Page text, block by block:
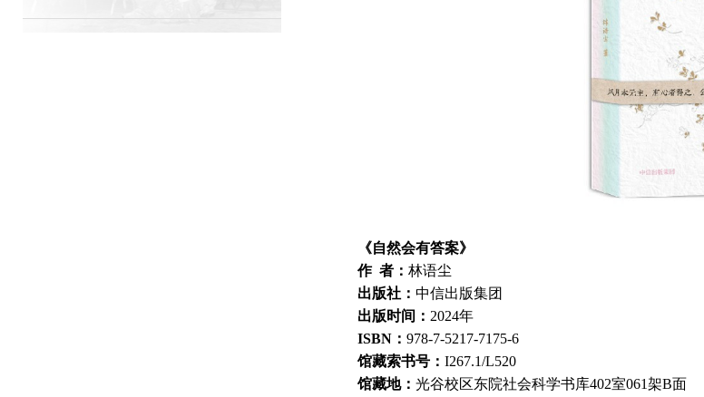
《自然会有答案》
作 者： 林语尘
出版社： 中信出版集团
出版时间： 2024年
ISBN： 978-7-5217-7175-6
馆藏索书号： I267.1/L520
馆藏地： 光谷校区东院社会科学书库402室061架B面